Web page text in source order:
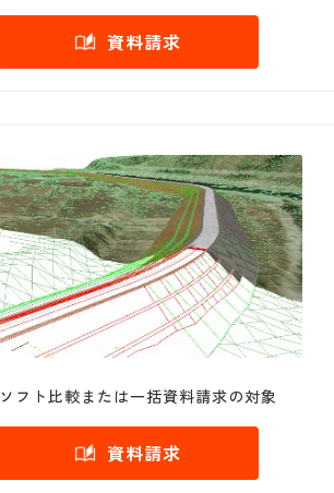
資料請求
ソフト比較または一括資料請求の対象
資料請求